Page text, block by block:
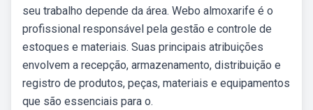
seu trabalho depende da área. Webo almoxarife é o
profissional responsável pela gestão e controle de
estoques e materiais. Suas principais atribuições
envolvem a recepção, armazenamento, distribuição e
registro de produtos, peças, materiais e equipamentos
que são essenciais para o.